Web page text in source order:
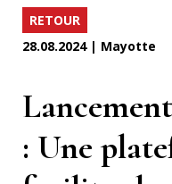
RETOUR
28.08.2024 | Mayotte
: Une